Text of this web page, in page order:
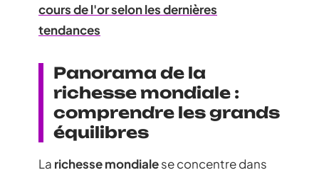
cours de l'or selon les dernières
tendances
Panorama de la
richesse mondiale :
comprendre les grands
équilibres
La richesse mondialese concentre dans